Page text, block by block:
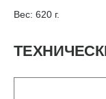
Вес: 620 г.